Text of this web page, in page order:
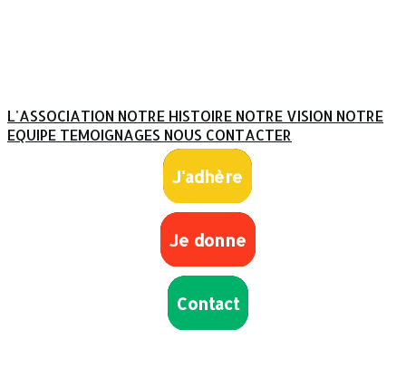
L'ASSOCIATION NOTRE HISTOIRE NOTRE VISION NOTRE
EQUIPE TEMOIGNAGES NOUS CONTACTER
J'adhère
Je donne
Contact